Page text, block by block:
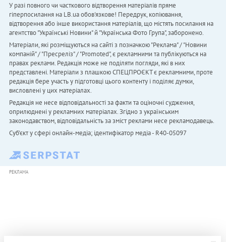
У разі повного чи часткового відтворення матеріалів пряме
гіперпосилання на LB.ua обов'язкове! Передрук, копіювання,
відтворення або інше використання матеріалів, що містять посилання на
агентство "Українськi Новини" й "Українська Фото Група", заборонено.
Матеріали, які розміщуються на сайті з позначкою "Реклама" / "Новини
компаній" / "Пресреліз" / "Promoted", є рекламними та публікуються на
правах реклами. Редакція може не поділяти погляди, які в них
представлені. Матеріали з плашкою СПЕЦПРОЄКТ є рекламними, проте
редакція бере участь у підготовці цього контенту і поділяє думки,
висловлені у цих матеріалах.
Редакція не несе відповідальності за факти та оціночні судження,
оприлюднені у рекламних матеріалах. Згідно з українським
законодавством, відповідальність за зміст реклами несе рекламодавець.
Cуб'єкт у сфері онлайн-медіа; ідентифікатор медіа - R40-05097
РЕКЛАМА